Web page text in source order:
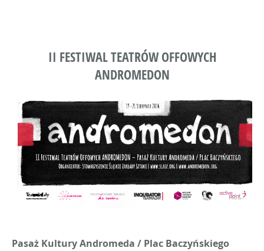
II FESTIWAL TEATRÓW OFFOWYCH
ANDROMEDON
Pasaż Kultury Andromeda / Plac Baczyńskiego